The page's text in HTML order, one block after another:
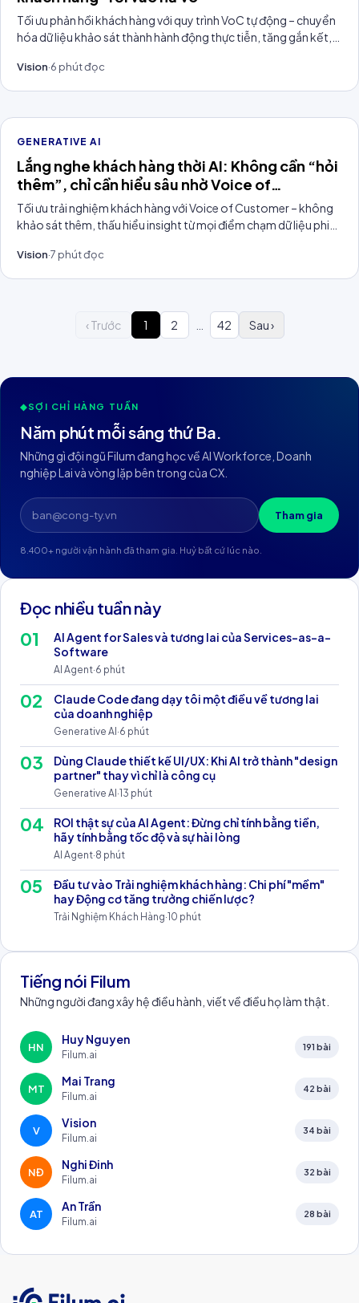
Tối ưu phản hồi khách hàng với quy trình VoC tự động – chuyển
hóa dữ liệu khảo sát thành hành động thực tiễn, tăng gắn kết,
Vision·6 phút đọc
GENERATIVE AI
Lắng nghe khách hàng thời AI: Không cần “hỏi
thêm”, chỉ cần hiểu sâu nhờ Voice of
Customer thông minh
Tối ưu trải nghiệm khách hàng với Voice of Customer – không
khảo sát thêm, thấu hiểu insight từ mọi điểm chạm dữ liệu phi
Vision·7 phút đọc
‹ Trước 1 2 42 Sau ›
◆SỢI CHỈ HÀNG TUẦN
Năm phút mỗi sáng thứ Ba.
Những gì đội ngũ Filum đang học về AI Workforce, Doanh
nghiệp Lai và vòng lặp bên trong của CX.
Tham gia
8.400+ người vận hành đã tham gia. Huỷ bất cứ lúc nào.
Đọc nhiều tuần này
01
AI Agent for Sales và tương lai của Services-as-a-
Software
AI Agent·6 phút
02
Claude Code đang dạy tôi một điều về tương lai
của doanh nghiệp
Generative AI ·6 phút
03
Dùng Claude thiết kế UI/UX: Khi AI trở thành "design
partner" thay vì chỉ là công cụ
Generative AI ·13 phút
04
ROI thật sự của AI Agent: Đừng chỉ tính bằng tiền,
hãy tính bằng tốc độ và sự hài lòng
AI Agent·8 phút
05
Đầu tư vào Trải nghiệm khách hàng: Chi phí "mềm"
hay Động cơ tăng trưởng chiến lược?
Trải Nghiệm Khách Hàng·10 phút
Tiếng nói Filum
Những người đang xây hệ điều hành, viết về điều họ làm thật.
HN
Huy Nguyen
Filum.ai
191 bài
MT
Mai Trang
Filum.ai
42 bài
V
Vision
Filum.ai
34 bài
NĐ
Nghi Đinh
Filum.ai
32 bài
AT
An Trần
Filum.ai
28 bài